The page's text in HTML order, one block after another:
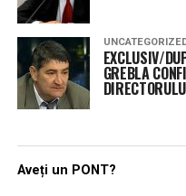
EXCLUSIV/
GREBLA
Aveți un PONT?